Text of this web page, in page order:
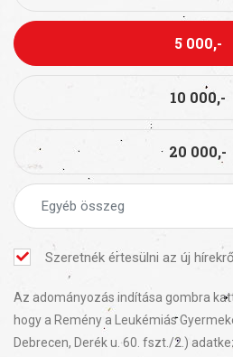
5 000,-
10 000,-
20 000,-
Szeretnék értesülni az új
Az adományozás indítása gombra
hogy a Remény a Leukémiás
Debrecen, Derék u. 60. fszt./2.)